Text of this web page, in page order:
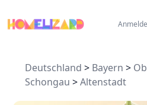
Deutschland > Bayern >
Schongau >Altenstadt